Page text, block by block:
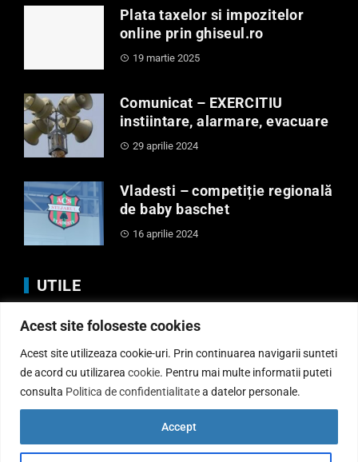
Acest site foloseste cookies
Acest site utilizeaza cookie-uri. Prin continuarea navigarii sunteti
de acord cu utilizarea cookie. Pentru mai multe informatii puteti
consulta Politica de confidentialitatea datelor personale.
Accept
Plata taxelor si impozitelor
online prin ghiseul.ro
19 martie 2025
Comunicat – EXERCITIU
instiintare, alarmare, evacuare
29 aprilie 2024
Vladesti – competiție regională
de baby baschet
16 aprilie 2024
UTILE
Anunturi
Regulamente
Politica de Cookies
Politică de confidențialitate